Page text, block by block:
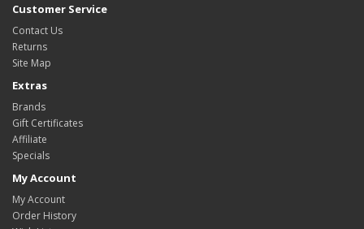
Customer Service
Contact Us
Returns
Site Map
Extras
Brands
Gift Certificates
Affiliate
Specials
My Account
My Account
Order History